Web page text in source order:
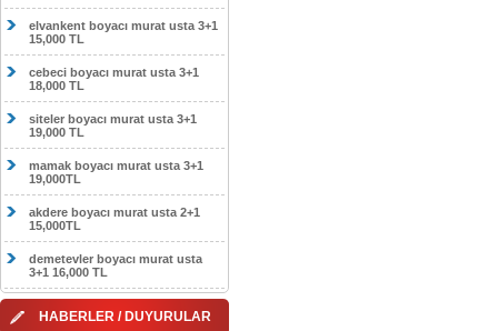
elvankent boyacı murat usta 3+1
15,000 TL
cebeci boyacı murat usta 3+1
18,000 TL
siteler boyacı murat usta 3+1
19,000 TL
mamak boyacı murat usta 3+1
19,000TL
akdere boyacı murat usta 2+1
15,000TL
demetevler boyacı murat usta
3+1 16,000 TL
HABERLER / DUYURULAR